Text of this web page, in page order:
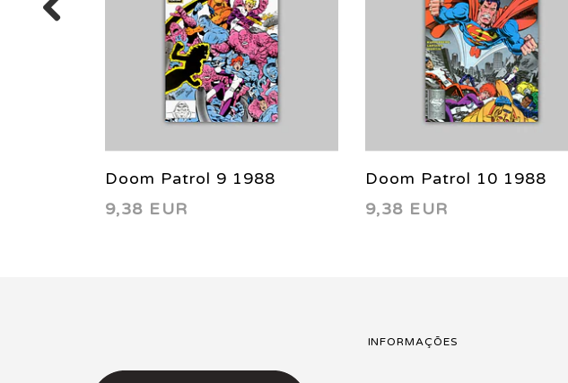
Doom Patrol 9 1988
9,38 EUR
Doom Patrol 10 1988
9,38 EUR
INFORMAÇÕES